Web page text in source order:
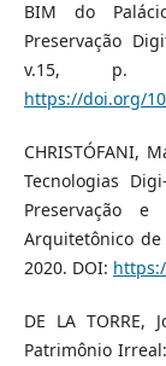
BIM do
Preservação
v.15, p.
https://doi.org/
CHRISTÓFANI,
Tecnologias
Preservação
Arquitetônico de
2020. DOI:
DE LA TORRE,
Patrimônio